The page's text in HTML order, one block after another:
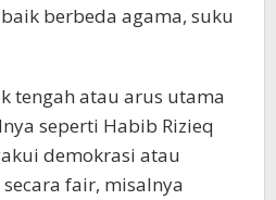
berbeda agama, suku
tengah atau arus utama
seperti Habib Rizieq
demokrasi atau
fair, misalnya